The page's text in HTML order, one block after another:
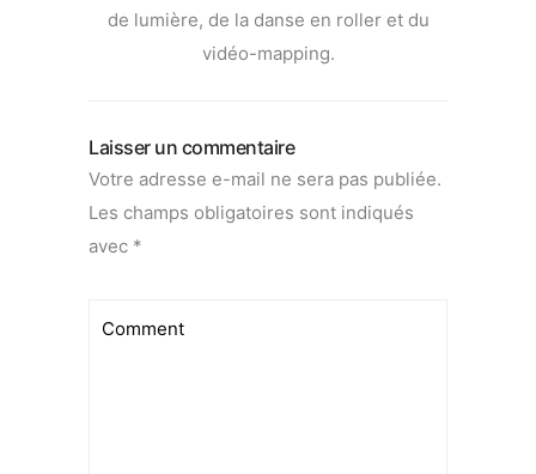
de lumière, de la danse en roller et du
vidéo-mapping.
Laisser un commentaire
Votre adresse e-mail ne sera pas publiée.
Les champs obligatoires sont indiqués
avec *